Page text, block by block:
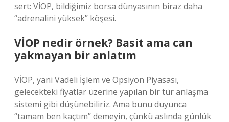
sert: VİOP, bildiğimiz borsa dünyasının biraz daha
“adrenalini yüksek” köşesi.
VİOP nedir örnek? Basit ama can
yakmayan bir anlatım
VİOP, yani Vadeli İşlem ve Opsiyon Piyasası,
gelecekteki fiyatlar üzerine yapılan bir tür anlaşma
sistemi gibi düşünebiliriz. Ama bunu duyunca
“tamam ben kaçtım” demeyin, çünkü aslında günlük